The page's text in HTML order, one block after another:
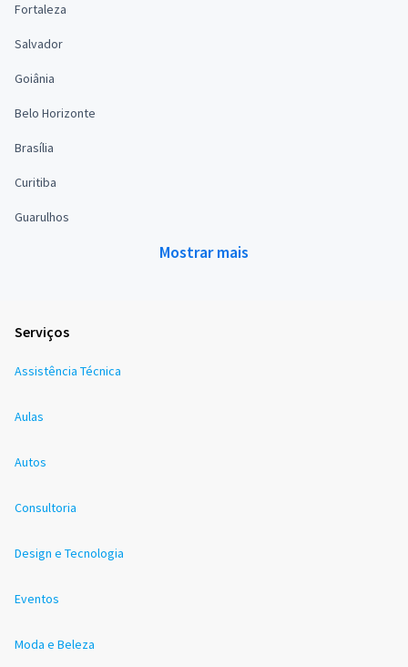
Fortaleza
Salvador
Goiânia
Belo Horizonte
Brasília
Curitiba
Guarulhos
Mostrar mais
Serviços
Assistência Técnica
Aulas
Autos
Consultoria
Design e Tecnologia
Eventos
Moda e Beleza